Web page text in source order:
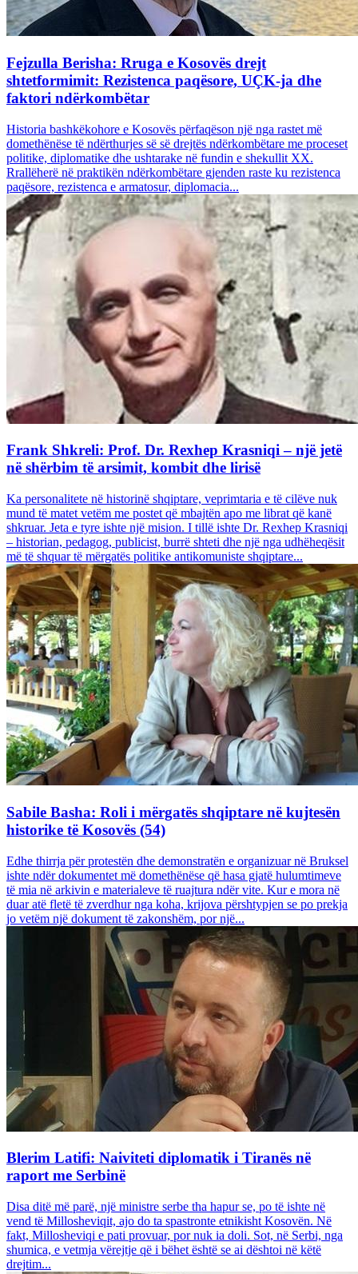
Fejzulla Berisha: Rruga e Kosovës drejt
shtetformimit: Rezistenca paqësore, UÇK-ja dhe
faktori ndërkombëtar
Historia bashkëkohore e Kosovës përfaqëson një nga rastet më
domethënëse të ndërthurjes së së drejtës ndërkombëtare me proceset
politike, diplomatike dhe ushtarake në fundin e shekullit XX.
Rrallëherë në praktikën ndërkombëtare gjenden raste ku rezistenca
paqësore, rezistenca e armatosur, diplomacia...
Frank Shkreli: Prof. Dr. Rexhep Krasniqi – një jetë
në shërbim të arsimit, kombit dhe lirisë
Ka personalitete në historinë shqiptare, veprimtaria e të cilëve nuk
mund të matet vetëm me postet që mbajtën apo me librat që kanë
shkruar. Jeta e tyre ishte një mision. I tillë ishte Dr. Rexhep Krasniqi
– historian, pedagog, publicist, burrë shteti dhe një nga udhëheqësit
më të shquar të mërgatës politike antikomuniste shqiptare...
Sabile Basha: Roli i mërgatës shqiptare në kujtesën
historike të Kosovës (54)
Edhe thirrja për protestën dhe demonstratën e organizuar në Bruksel
ishte ndër dokumentet më domethënëse që hasa gjatë hulumtimeve
të mia në arkivin e materialeve të ruajtura ndër vite. Kur e mora në
duar atë fletë të zverdhur nga koha, krijova përshtypjen se po prekja
jo vetëm një dokument të zakonshëm, por një...
Blerim Latifi: Naiviteti diplomatik i Tiranës në
raport me Serbinë
Disa ditë më parë, një ministre serbe tha hapur se, po të ishte në
vend të Millosheviqit, ajo do ta spastronte etnikisht Kosovën. Në
fakt, Millosheviqi e pati provuar, por nuk ia doli. Sot, në Serbi, nga
shumica, e vetmja vërejtje që i bëhet është se ai dështoi në këtë
drejtim...